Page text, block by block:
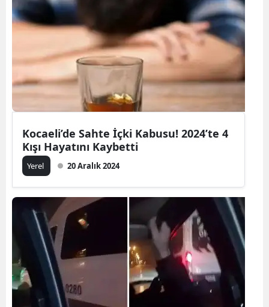
Kocaeli’de Sahte İçki Kabusu! 2024’te 4
Kışı Hayatını Kaybetti
Yerel 20 Aralık 2024